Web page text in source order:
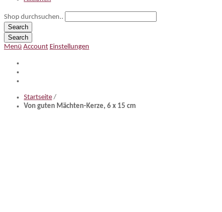
Shop durchsuchen..
Search
Search
Menü Account Einstellungen
Startseite /
Von guten Mächten-Kerze, 6 x 15 cm